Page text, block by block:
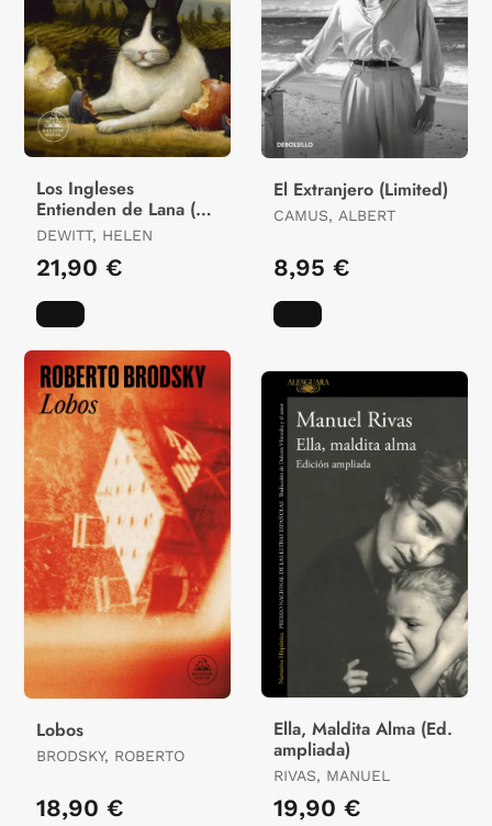
Los Ingleses
Entienden de Lana (Y
Otros Trucos)
DEWITT, HELEN
21,90 €
El Extranjero (Limited)
CAMUS, ALBERT
8,95 €
Lobos
BRODSKY, ROBERTO
18,90 €
Ella, Maldita Alma (Ed.
ampliada)
RIVAS, MANUEL
19,90 €